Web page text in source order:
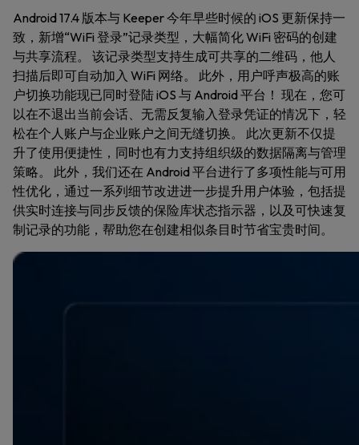
Android 17.4 版本与 Keeper 今年早些时候的 iOS 更新保持一
致，新增“WiFi 登录”记录类型，大幅简化 WiFi 密码的创建
与共享流程。 该记录类型支持生成可共享的二维码，他人
扫描后即可自动加入 WiFi 网络。 此外，用户呼声极高的账
户切换功能现已同时登陆 iOS 与 Android 平台！ 现在，您可
以在不退出当前会话、无需反复输入登录凭证的情况下，轻
松在个人账户与企业账户之间无缝切换。 此次更新不仅提
升了使用便捷性，同时也有力支持组织级的数据隔离与管理
策略。 此外，我们还在 Android 平台进行了多项性能与可用
性优化，通过一系列细节改进进一步提升用户体验，包括提
供实时连接与同步反馈的保险库状态指示器，以及可快速复
制记录的功能，帮助您在创建相似条目时节省宝贵时间。